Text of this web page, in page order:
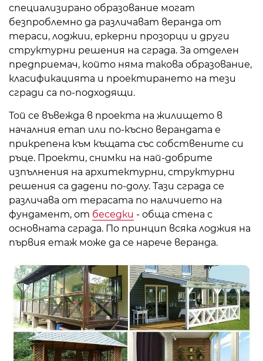
специализирано образование могат
безпроблемно да различават веранда от
тераси, лоджии, еркерни прозорци и други
структурни решения на сграда. За отделен
предприемач, който няма такова образование,
класификацията и проектирането на тези
сгради са по-подходящи.
Той се въвежда в проекта на жилището в
началния етап или по-късно верандата е
прикрепена към къщата със собствените си
ръце. Проекти, снимки на най-добрите
изпълнения на архитектурни, структурни
решения са дадени по-долу. Тази сграда се
различава от терасата по наличието на
фундамент, от беседки - обща стена с
основната сграда. По принцип всяка лоджия на
първия етаж може да се нарече веранда.